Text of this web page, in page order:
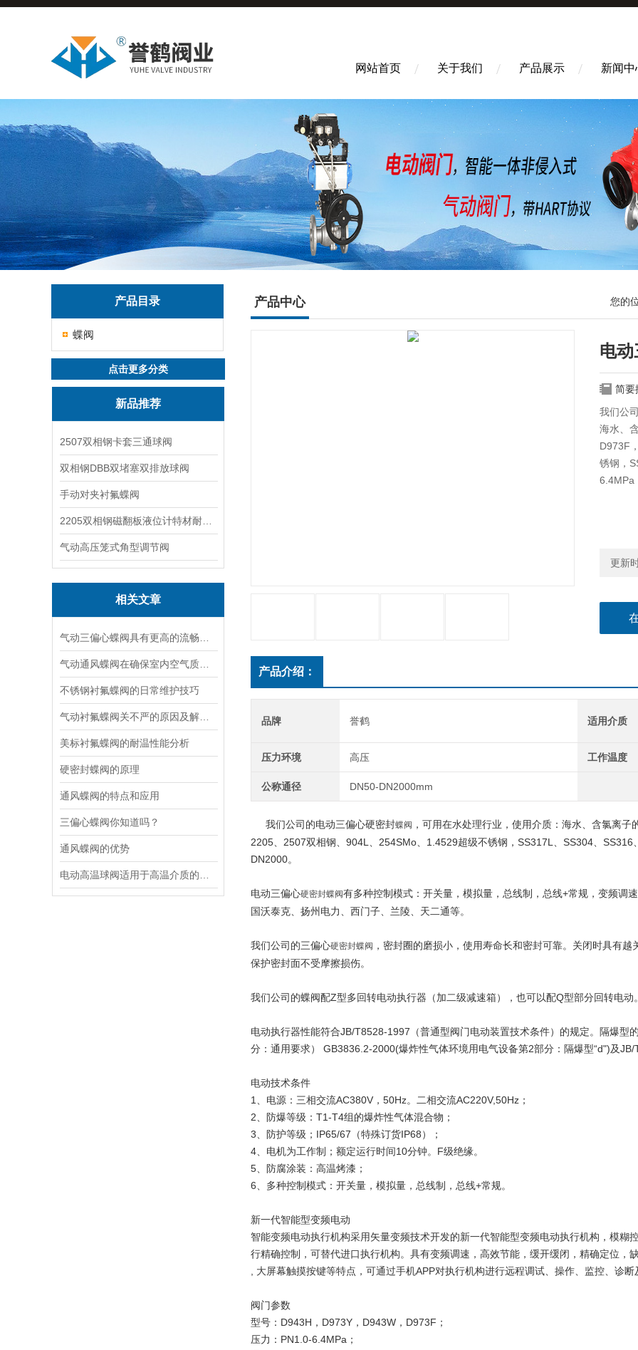
网站首页 关于我们 产品展示 新闻中
产品目录
蝶阀
点击更多分类
新品推荐
2507双相钢卡套三通球阀
双相钢DBB双堵塞双排放球阀
手动对夹衬氟蝶阀
气动高压笼式角型调节阀
相关文章
不锈钢衬氟蝶阀的日常维护技巧
美标衬氟蝶阀的耐温性能分析
硬密封蝶阀的原理
通风蝶阀的特点和应用
三偏心蝶阀你知道吗？
通风蝶阀的优势
产品中心 您的
电动
简要
我们公
海水、
D973F
锈钢，
6.4MPa
更新
产品介绍：
品牌 誉鹤 适用介质
压力环境 高压 工作温度
公称通径 DN50-DN2000mm
我们公司的电动三偏心硬密封蝶阀 ，可用在水处理行业，使用介质：海水、含氯离
2205、2507双相钢、904L、254SMo、1.4529超级不锈钢，SS317L、SS304、
DN2000。
电动三偏心硬密封蝶阀有多种控制模式：开关量，模拟量，总线制，总线+常规，变频调
国沃泰克、扬州电力、西门子、兰陵、天二通等。
我们公司的三偏心硬密封蝶阀 ，密封圈的磨损小，使用寿命长和密封可靠。关闭时具有
保护密封面不受摩擦损伤。
我们公司的蝶阀配Z型多回转电动执行器（加二级减速箱），也可以配Q型部分回转电动。
电动执行器性能符合JB/T8528-1997（普通型阀门电动装置技术条件）的规定。隔爆型
分：通用要求） GB3836.2-2000(爆炸性气体环境用电气设备第2部分：隔爆型“d")及
电动技术条件
1、电源：三相交流AC380V，50Hz。二相交流AC220V,50Hz；
2、防爆等级：T1-T4组的爆炸性气体混合物；
3、防护等级；IP65/67（特殊订货IP68）；
4、电机为工作制；额定运行时间10分钟。F级绝缘。
5、防腐涂装：高温烤漆；
6、多种控制模式：开关量，模拟量，总线制，总线+常规。
新一代智能型变频电动
智能变频电动执行机构采用矢量变频技术开发的新一代智能型变频电动执行机构，模
行精确控制，可替代进口执行机构。具有变频调速，高效节能，缓开缓闭，精确定位，
, 大屏幕触摸按键等特点，可通过手机APP对执行机构进行远程调试、操作、监控、诊断
阀门参数
型号：D943H，D973Y，D943W，D973F；
压力：PN1.0-6.4MPa；